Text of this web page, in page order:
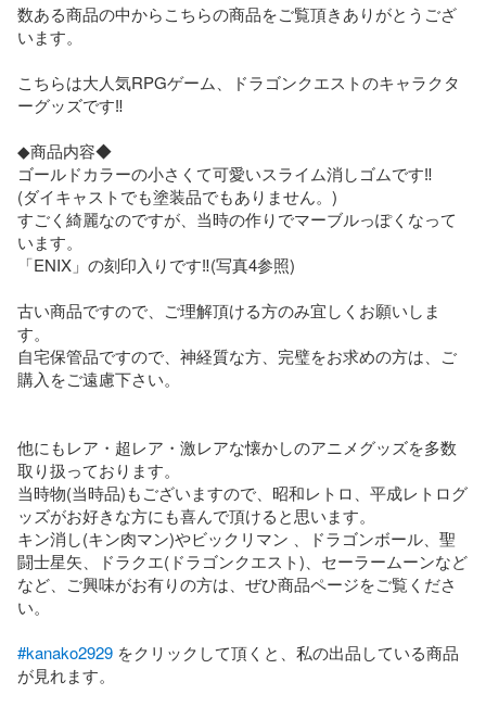
数ある商品の中からこちらの商品をご覧頂きありがとうござ
います。
こちらは大人気RPGゲーム、ドラゴンクエストのキャラクタ
ーグッズです‼︎
◆商品内容◆
ゴールドカラーの小さくて可愛いスライム消しゴムです‼︎
(ダイキャストでも塗装品でもありません。)
すごく綺麗なのですが、当時の作りでマーブルっぽくなって
います。
「ENIX」の刻印入りです‼︎(写真4参照)
古い商品ですので、ご理解頂ける方のみ宜しくお願いしま
す。
自宅保管品ですので、神経質な方、完璧をお求めの方は、ご
購入をご遠慮下さい。
他にもレア・超レア・激レアな懐かしのアニメグッズを多数
取り扱っております。
当時物(当時品)もございますので、昭和レトロ、平成レトログ
ッズがお好きな方にも喜んで頂けると思います。
キン消し(キン肉マン)やビックリマン 、ドラゴンボール、聖
闘士星矢、ドラクエ(ドラゴンクエスト)、セーラームーンなど
など、ご興味がお有りの方は、ぜひ商品ページをご覧くださ
い。
#kanako2929 をクリックして頂くと、私の出品している商品
が見れます。